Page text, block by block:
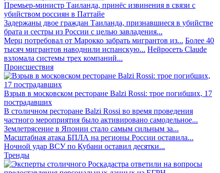
Премьер-министр Таиланда, принёс извинения в связи с
убийством россиян в Паттайе
Задержаны двое граждан Таиланда, признавшиеся в убийстве
брата и сестры из России с целью завладения...
Мерц потребовал от Марокко забрать мигрантов из... Более 40
тысяч мигрантов наводнили испанскую... Нейросеть Claude
взломала системы трех компаний...
Происшествия
Взрыв в московском ресторане Balzi Rossi: трое погибших, 17
пострадавших
В столичном ресторане Balzi Rossi во время проведения
частного мероприятия было активировано самодельное...
Землетрясение в Японии стало самым сильным за...
Масштабная атака БПЛА на регионы России оставила...
Ночной удар ВСУ по Кубани оставил десятки...
Тренды